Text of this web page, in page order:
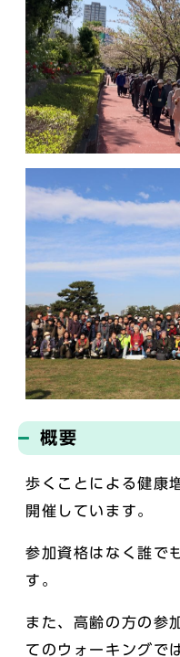
概要
歩くことによる健康
開催しています。
参加資格はなく誰で
す。
また、高齢の方の参
てのウォーキングで